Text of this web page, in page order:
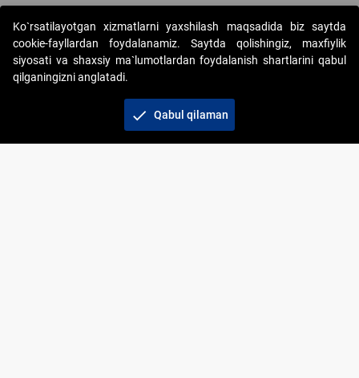
Copyright © 2017-2026. "Elektron onlayn-auksionlarni
tashkil etish" AJ. Barcha huquqlar himoyalangan
Ko`rsatilayotgan xizmatlarni yaxshilash maqsadida biz saytda
cookie-fayllardan foydalanamiz. Saytda qolishingiz, maxfiylik
siyosati va shaxsiy ma`lumotlardan foydalanish shartlarini qabul
qilganingizni anglatadi.
check Qabul qilaman